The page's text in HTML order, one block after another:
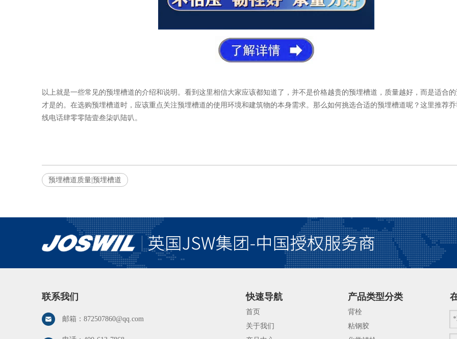
以上就是一些常见的预埋槽道的介绍和说明。看到这里相信大家应该都知道了，并不是价格越贵的预埋槽道，质量越好，而是适合
才是的。在选购预埋槽道时，应该重点关注预埋槽道的使用环境和建筑物的本身需求。那么如何挑选合适的预埋槽道呢？这里推荐
线电话肆零零陆壹叁柒叭陆叭。
预埋槽道质量|预埋槽道
联系我们
邮箱： 872507860@qq.com
快速导航
首页
关于我们
产品类型分类
背栓
粘钢胶